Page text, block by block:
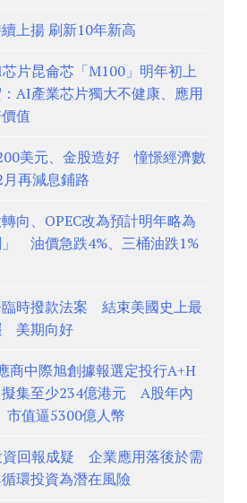
上揚 刷新10年新高
片昆侖芯「M100」明年初上
AI產業芯片獨大不健康、應用
值
美元、金股造好 憧憬經濟數
再減息鋪路
向、OPEC改為預計明年略為
」 油價急跌4%、三桶油跌1%
時撥款法案 結束美國史上最
美期向好
商中際旭創據報選定投行A+H
集至少234億港元 A股年內
市值逼5300億人幣
回報成疑 企業應用落後於需
環投資為潛在風險